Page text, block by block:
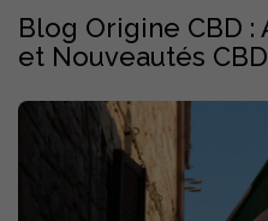
Blog Origine CBD :
et Nouveautés CBD